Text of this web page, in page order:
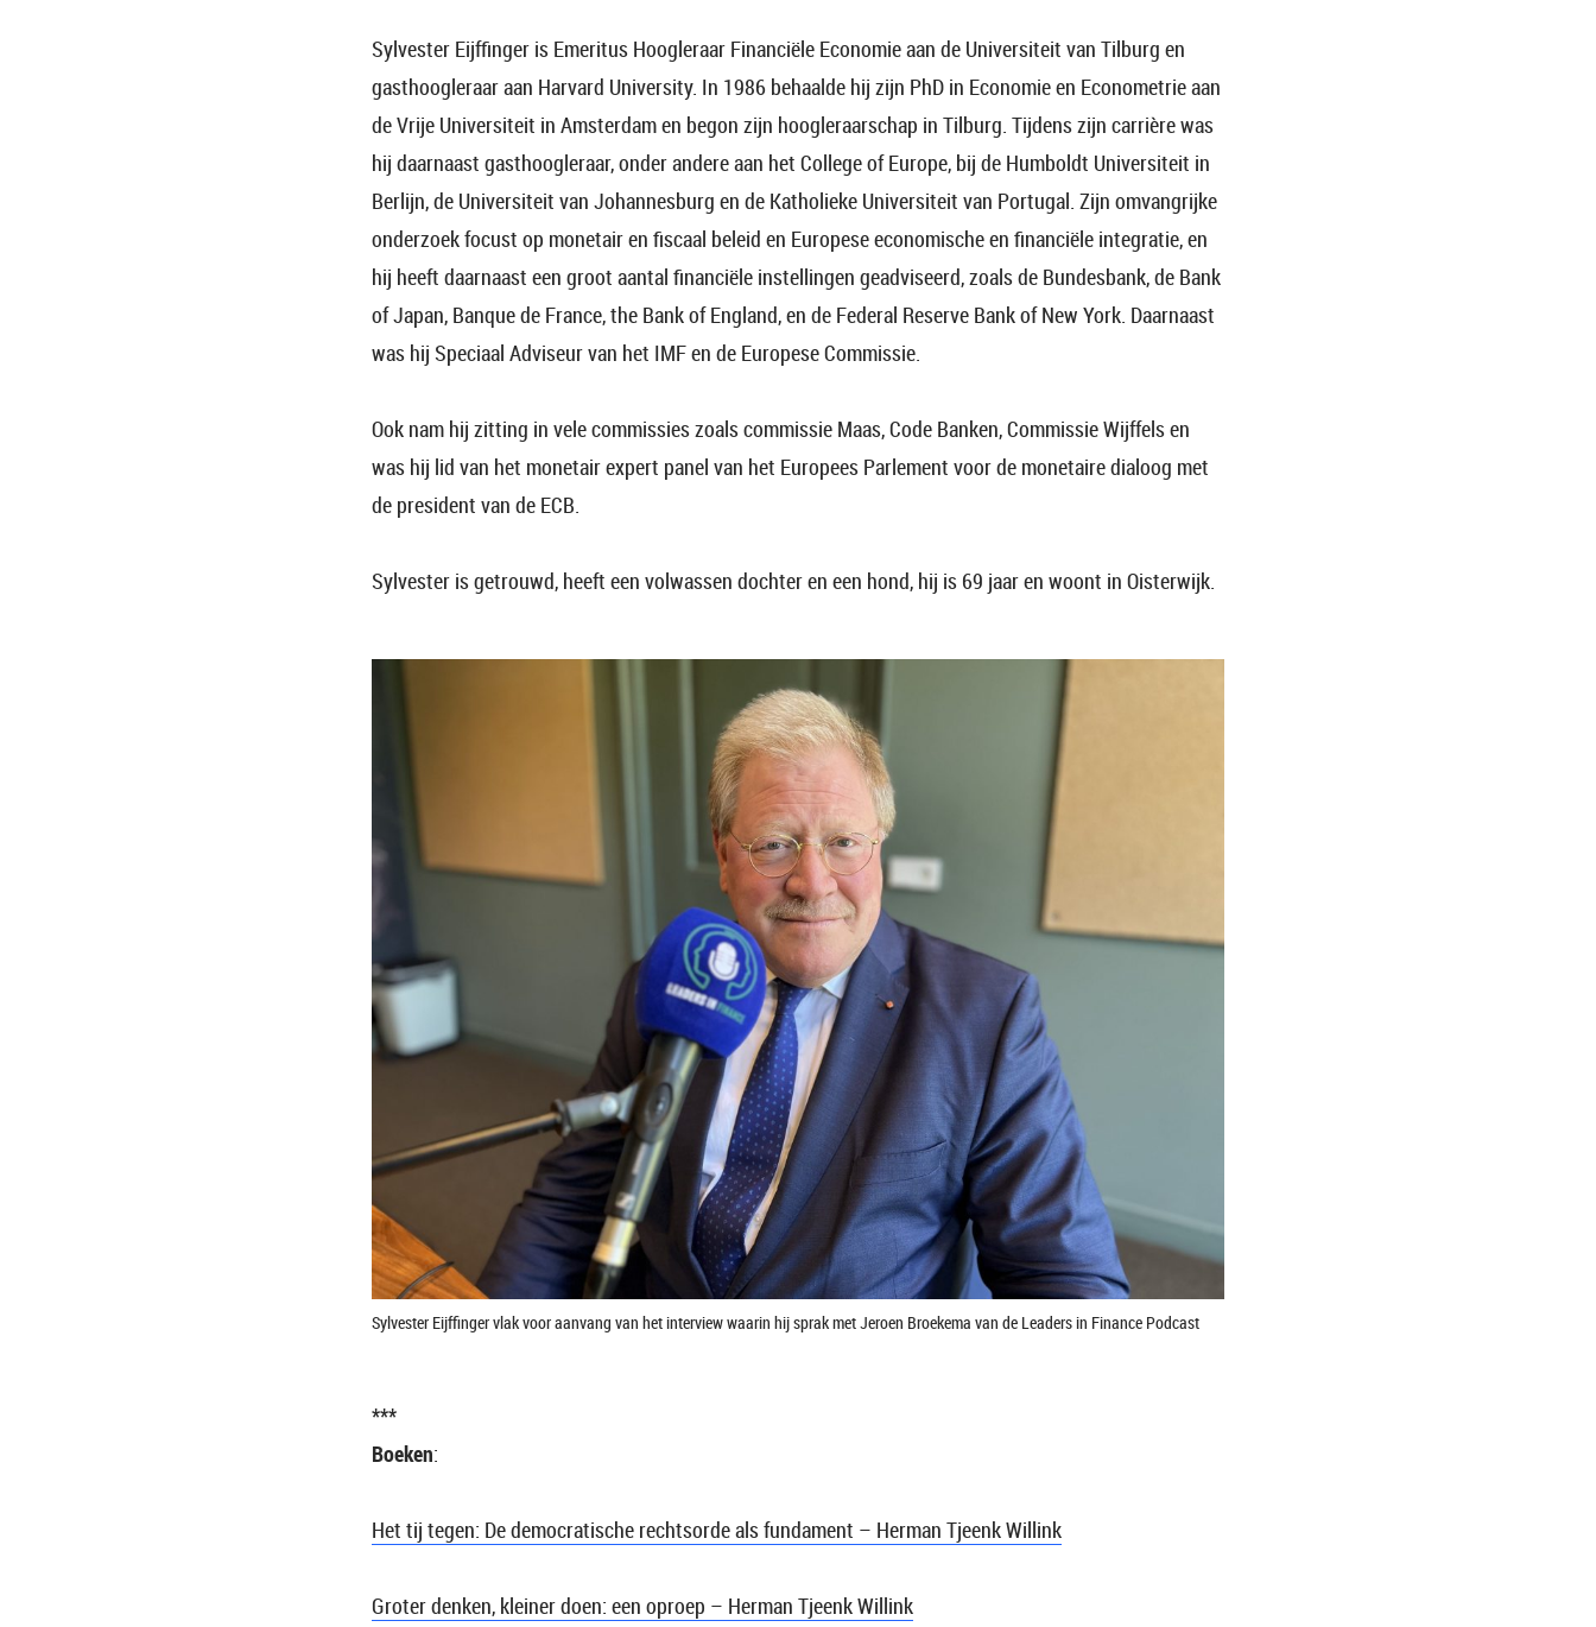
Sylvester Eijffinger is Emeritus Hoogleraar Financiële Economie aan de Universiteit van Tilburg en
gasthoogleraar aan Harvard University. In 1986 behaalde hij zijn PhD in Economie en Econometrie aan
de Vrije Universiteit in Amsterdam en begon zijn hoogleraarschap in Tilburg. Tijdens zijn carrière was
hij daarnaast gasthoogleraar, onder andere aan het College of Europe, bij de Humboldt Universiteit in
Berlijn, de Universiteit van Johannesburg en de Katholieke Universiteit van Portugal. Zijn omvangrijke
onderzoek focust op monetair en fiscaal beleid en Europese economische en financiële integratie, en
hij heeft daarnaast een groot aantal financiële instellingen geadviseerd, zoals de Bundesbank, de Bank
of Japan, Banque de France, the Bank of England, en de Federal Reserve Bank of New York. Daarnaast
was hij Speciaal Adviseur van het IMF en de Europese Commissie.
Ook nam hij zitting in vele commissies zoals commissie Maas, Code Banken, Commissie Wijffels en
was hij lid van het monetair expert panel van het Europees Parlement voor de monetaire dialoog met
de president van de ECB.
Sylvester is getrouwd, heeft een volwassen dochter en een hond, hij is 69 jaar en woont in Oisterwijk.
Sylvester Eijffinger vlak voor aanvang van het interview waarin hij sprak met Jeroen Broekema van de Leaders in Finance Podcast
***
Boeken:
Het tij tegen: De democratische rechtsorde als fundament – Herman Tjeenk Willink
Groter denken, kleiner doen: een oproep – Herman Tjeenk Willink